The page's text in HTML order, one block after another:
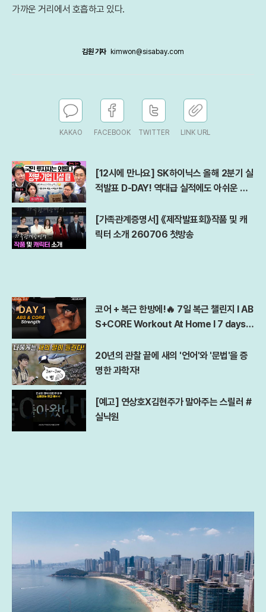
가까운 거리에서 호흡하고 있다.
김원 기자 kimwon@sisabay.com
KAKAO FACEBOOK TWITTER LINK URL
[12시에 만나요] SK하이닉스 올해 2분기 실
적발표 D-DAY! 역대급 실적에도 아쉬운 점
년 7월 29일 수요일
[가족관계증명서] 《제작발표회》작품 및 캐
릭터 소개 260706 첫방송
코어 + 복근 한방에!🔥 7일 복근 챌린지 l AB
S+CORE Workout At Home l 7 days A
20년의 관찰 끝에 새의 '언어'와 '문법'을 증
명한 과학자!
[예고] 연상호X김현주가 말아주는 스릴러 #
실낙원